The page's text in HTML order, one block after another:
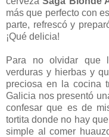
más que perfecto con
parte, refrescó y
¡Qué delicia!
Para no olvidar que
verduras y hierbas y
preciosa en la cocina
Galicia nos presentó
confesar que es de
tortita donde no hay
simple al comer